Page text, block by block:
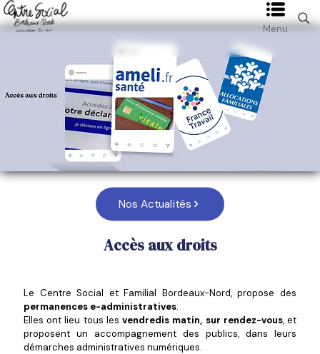
Menu
Nos Actualités
Accès aux droits
Le Centre Social et Familial Bordeaux-Nord, propose des
permanences e-administratives.
Elles ont lieu tous les vendredis matin, sur rendez-vous, et
proposent un accompagnement des publics, dans leurs
démarches administratives numériques.